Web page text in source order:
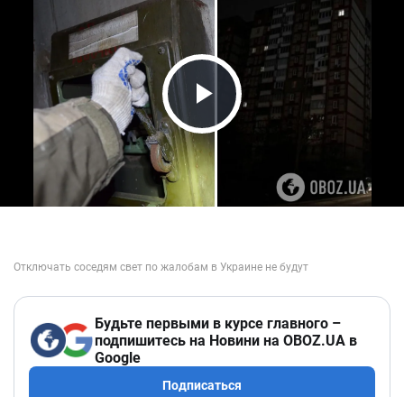
Play Video
Будьте первыми в курсе главного –
подпишитесь на Новини на OBOZ.UA в
Google
Подписаться